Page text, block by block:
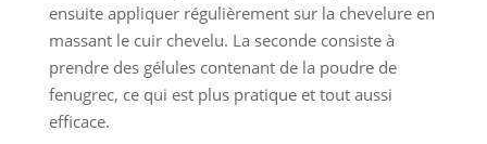
ensuite appliquer régulièrement sur la chevelure en
massant le cuir chevelu. La seconde consiste à
prendre des gélules contenant de la poudre de
fenugrec, ce qui est plus pratique et tout aussi
efficace.